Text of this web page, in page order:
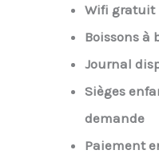
Wifi gratuit
Boissons à
Journal
Sièges
demande
Paiement